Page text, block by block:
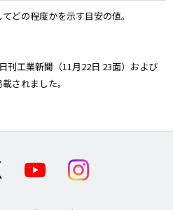
どの程度かを示す目安の値。
刊工業新聞（11月22日 23面）および
されました。